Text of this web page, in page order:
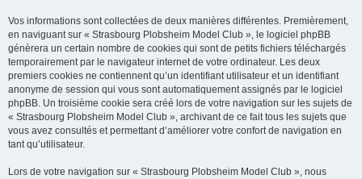
Vos informations sont collectées de deux manières différentes. Premièrement,
en naviguant sur « Strasbourg Plobsheim Model Club », le logiciel phpBB
génèrera un certain nombre de cookies qui sont de petits fichiers téléchargés
temporairement par le navigateur internet de votre ordinateur. Les deux
premiers cookies ne contiennent qu’un identifiant utilisateur et un identifiant
anonyme de session qui vous sont automatiquement assignés par le logiciel
phpBB. Un troisième cookie sera créé lors de votre navigation sur les sujets de
« Strasbourg Plobsheim Model Club », archivant de ce fait tous les sujets que
vous avez consultés et permettant d’améliorer votre confort de navigation en
tant qu’utilisateur.
Lors de votre navigation sur « Strasbourg Plobsheim Model Club », nous